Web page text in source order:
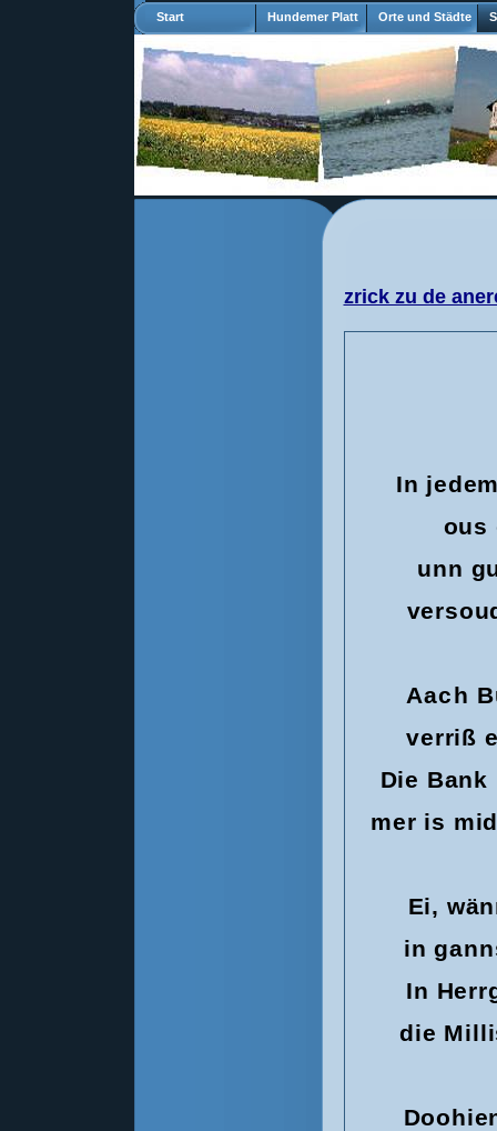
Start Hundemer Platt Orte und Städte
zrick zu de
In
ous
unn
Aach
verriß
Die
mer is
Ei,
in
In
die